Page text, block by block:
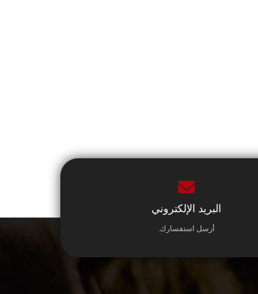
البريد الإلكتروني
أرسل استفسارك.